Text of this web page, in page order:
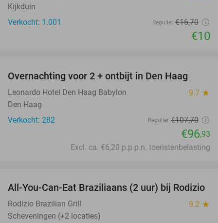
Kijkduin
Verkocht: 1.001
Regulier €16,70
€10
Overnachting voor 2 + ontbijt in Den Haag
Leonardo Hotel Den Haag Babylon 9.7 star
Den Haag
Verkocht: 282
Regulier €107,70
€96,93
Excl. ca. €6,20 p.p.p.n. toeristenbelasting
23%
All-You-Can-Eat Braziliaans (2 uur) bij Rodizio
Rodizio Brazilian Grill 9.2 star
Scheveningen (+2 locaties)